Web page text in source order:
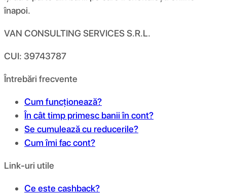
înapoi.
VAN CONSULTING SERVICES S.R.L.
CUI: 39743787
Întrebări frecvente
Cum funcționează?
În cât timp primesc banii în cont?
Se cumulează cu reducerile?
Cum îmi fac cont?
Link-uri utile
Ce este cashback?